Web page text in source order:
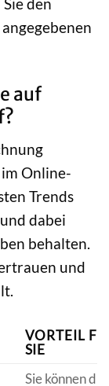
den
auf
Online-
Trends
dabei
behalten.
und
VORTEIL
SIE
Sie können die